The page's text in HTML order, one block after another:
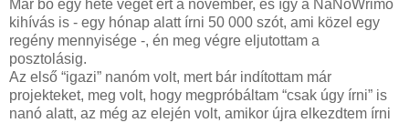
Már bő egy hete véget ért a november, és így a NaNoWrimo
kihívás is - egy hónap alatt írni 50 000 szót, ami közel egy
regény mennyisége -, én meg végre eljutottam a
posztolásig.
Az első “igazi” nanóm volt, mert bár indítottam már
projekteket, meg volt, hogy megpróbáltam “csak úgy írni” is
nanó alatt, az még az elején volt, amikor újra elkezdtem írni